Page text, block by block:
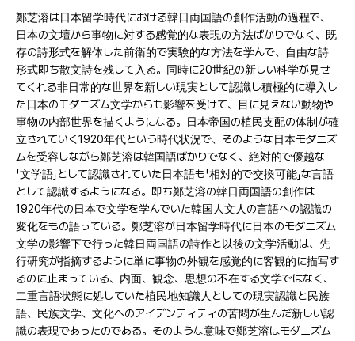
鄭芝溶は日本留学時代における韓日両国語の創作活動の過程で、
日本の文壇から事物に対する感覚的な表現の方法ばかりでなく、既
存の詩形式を解体した前衛的で実験的な方法を学んで、自由な詩
形式即ち散文詩を残して入る。同時に20世紀の新しい科学が見せ
てくれる非日常的な世界を新しい現実として認識し積極的に導入し
た日本のモダニズム文学からも影響を受けて、目に見えない動物や
事物の内部世界を描くようになる。日本帝国の植民支配の体制が確
立されていく1920年代という時代状況で、そのような日本モダニズ
ムを受容しながら鄭芝溶は韓国語ばかりでなく、絶対的で優越な
「文学語」として認識されていた日本語も「相対的で交換可能」な言語
として認識するようになる。即ち鄭芝溶の韓日両国語の創作は
1920年代の日本で文学を学んでいた韓国人文人の言語への認識の
変化をもの語っている。鄭芝溶が日本留学時代に日本のモダニズム
文学の影響下で行った韓日両国語の詩作と以後の文学活動は、先
行研究が指摘するように単に事物の外観を感覚的に客観的に描写す
るのに止まっている、内面、観念、思想の不在する文学ではなく、
二重言語状態に処していた植民地知識人としての現実認識と民族
語、民族文学、文化へのアイデンティティの苦悶が生んだ新しい認
識の表現であったのである。そのような意味で鄭芝溶はモダニズム